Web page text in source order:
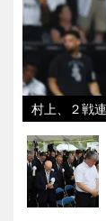
村上、２戦